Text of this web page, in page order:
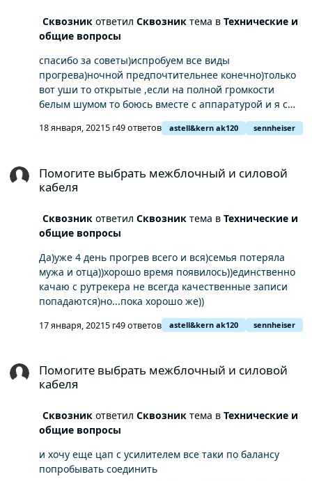
Сквозникответил Сквозниктема в Технические и
общие вопросы
спасибо за советы)испробуем все виды
прогрева)ночной предпочтительнее конечно)только
вот уши то открытые ,если на полной громкости
белым шумом то боюсь вместе с аппаратурой и я с
соседями прогреюсь..но буду пробывать)
18 января, 20215 г49 ответов astell&kern ak120 sennheiser
Помогите выбрать межблочный и силовой
кабеля
Сквозникответил Сквозниктема в Технические и
общие вопросы
Да)уже 4 день прогрев всего и вся)семья потеряла
мужа и отца))хорошо время появилось))единственно
качаю с рутрекера не всегда качественные записи
попадаются)но...пока хорошо же))
17 января, 20215 г49 ответов astell&kern ak120 sennheiser
Помогите выбрать межблочный и силовой
кабеля
Сквозникответил Сквозниктема в Технические и
общие вопросы
и хочу еще цап с усилителем все таки по балансу
попробывать соединить